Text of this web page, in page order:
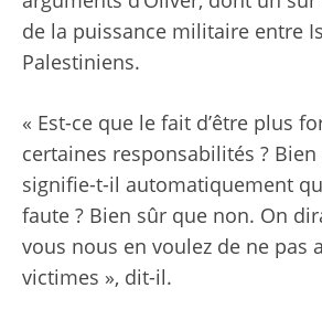
de la puissance militaire entre
Palestiniens.
« Est-ce que le fait d’être plus
certaines responsabilités ?
signifie-t-il automatiquement
faute ? Bien sûr que non. On
vous nous en voulez de ne pas
victimes », dit-il.